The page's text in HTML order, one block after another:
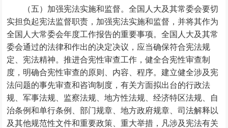
（五）加强宪法实施和监督。全国人大及其常委会要切
实担负起宪法监督职责，加强宪法实施和监督，并将其作为
全国人大常委会年度工作报告的重要事项。全国人大及其常
委会通过的法律和作出的决定决议，应当确保符合宪法规
定、宪法精神。推进合宪性审查工作，健全合宪性审查制
度，明确合宪性审查的原则、内容、程序。建立健全涉及宪
法问题的事先审查和咨询制度，有关方面拟出台的行政法
规、军事法规、监察法规、地方性法规、经济特区法规、自
治条例和单行条例、部门规章、地方政府规章、司法解释以
及其他规范性文件和重要政策、重大举措，凡涉及宪法有关